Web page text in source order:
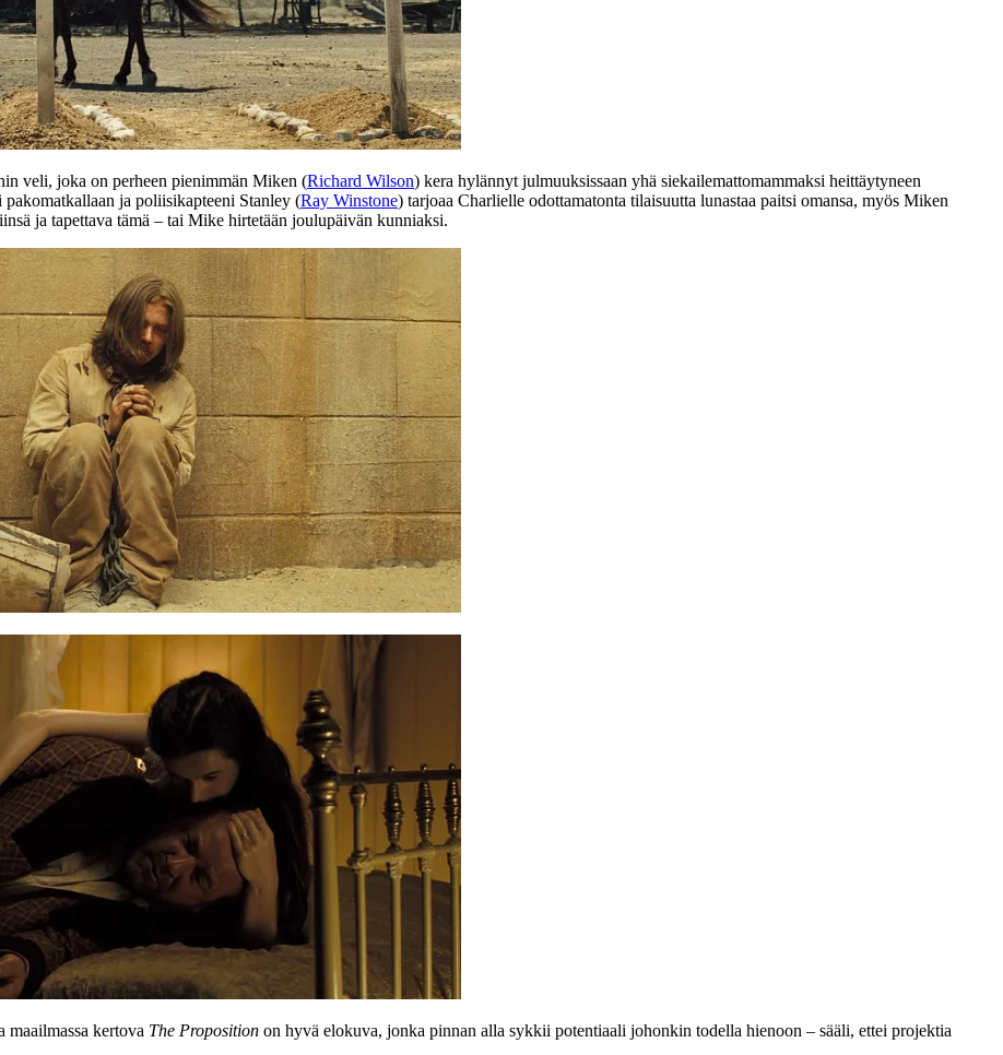
veli, joka on perheen pienimmän Miken (Richard Wilson) kera hylännyt julmuuksissaan yhä siekailemattomammaksi heittäytyneen
ja poliisikapteeni Stanley (Ray Winstone) tarjoaa Charlielle odottamatonta tilaisuutta lunastaa paitsi omansa, myös Miken
ja tapettava tämä – tai Mike hirtetään joulupäivän kunniaksi.
maailmassa kertova The Proposition on hyvä elokuva, jonka pinnan alla sykkii potentiaali johonkin todella hienoon – sääli, ettei projektia